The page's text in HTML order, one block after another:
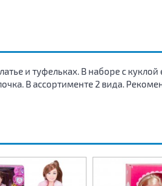
и туфельках. В наборе с
В ассортименте 2 вида.